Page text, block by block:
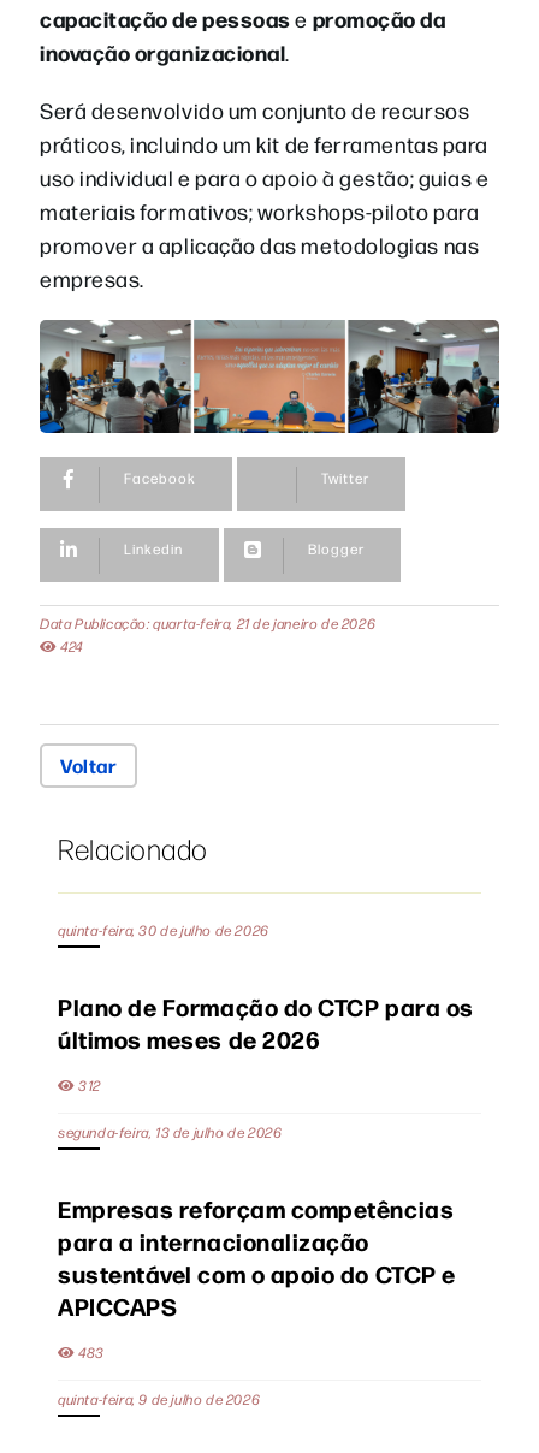
capacitação de pessoase promoção da
inovação organizacional.
Será desenvolvido um conjunto de recursos
práticos, incluindo um kit de ferramentas para
uso individual e para o apoio à gestão; guias e
materiais formativos; workshops-piloto para
promover a aplicação das metodologias nas
empresas.
Facebook Twitter
Linkedin Blogger
Data Publicação: quarta-feira, 21 de janeiro de 2026
424
Voltar
Relacionado
quinta-feira, 30 de julho de 2026
Plano de Formação do CTCP para os
últimos meses de 2026
312
segunda-feira, 13 de julho de 2026
Empresas reforçam competências
para a internacionalização
sustentável com o apoio do CTCP e
APICCAPS
483
quinta-feira, 9 de julho de 2026